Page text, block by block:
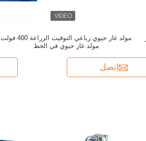
مولد غاز حيوي رباعي التوقيت الزراعة 400 فولت
مولد غاز حيوي في الخط
اتصل